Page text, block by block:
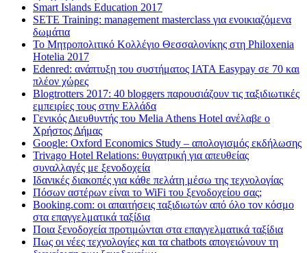
Smart Islands Education 2017
SETE Training: management masterclass για ενοικιαζόμενα
δωμάτια
Το Μητροπολιτικό Κολλέγιο Θεσσαλονίκης στη Philoxenia
Hotelia 2017
Edenred: ανάπτυξη του συστήματος IATA Easypay σε 70 και
πλέον χώρες
Blogtrotters 2017: 40 bloggers παρουσιάζουν τις ταξιδιωτικές
εμπειρίες τους στην Ελλάδα
Γενικός Διευθυντής του Melia Athens Hotel ανέλαβε ο
Χρήστος Δήμας
Google: Oxford Economics Study – απολογισμός εκδήλωσης
Trivago Hotel Relations: θυγατρική για απευθείας
συναλλαγές με ξενοδοχεία
Iδανικές διακοπές για κάθε πελάτη μέσω της τεχνολογίας
Πόσων αστέρων είναι το WiFi του ξενοδοχείου σας;
Booking.com: οι απαιτήσεις ταξιδιωτών από όλο τον κόσμο
στα επαγγελματικά ταξίδια
Ποια ξενοδοχεία προτιμώνται στα επαγγελματικά ταξίδια
Πως οι νέες τεχνολογίες και τα chatbots απογειώνουν τη